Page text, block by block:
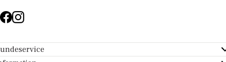
- Hjælpecenter